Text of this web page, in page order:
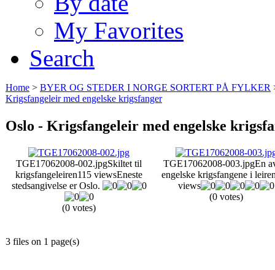
My Favorites
Search
Home > BYER OG STEDER I NORGE SORTERT PÅ FYLKER
Krigsfangeleir med engelske krigsfanger
Oslo - Krigsfangeleir med engelske
TGE17062008-002.jpgSkiltet til
krigsfangeleiren115 viewsEneste
stedsangivelse er Oslo.
(0 votes)
TGE17062008-003.jpgEn
engelske krigsfangene i
views
(0 votes)
3 files on 1 page(s)